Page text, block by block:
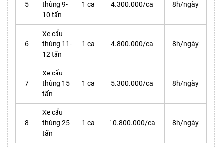
5
thùng 9-
10 tấn
1 ca 4.300.000/ca 8h/ngày
6
Xe cẩu
thùng 11-
12 tấn
1 ca 4.800.000/ca 8h/ngày
7
Xe cẩu
thùng 15
tấn
1 ca 5.300.000/ca 8h/ngày
8
Xe cẩu
thùng 25
tấn
1 ca 10.800.000/ca 8h/ngày